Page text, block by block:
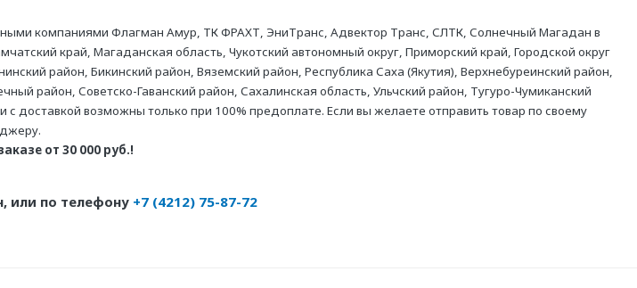
компаниями Флагман Амур, ТК ФРАХТ, ЭниТранс, Адвектор Транс, СЛТК, Солнечный Магадан в
край, Магаданская область, Чукотский автономный округ, Приморский край, Городской округ
район, Бикинский район, Вяземский район, Республика Саха (Якутия), Верхнебуреинский район,
район, Советско-Гаванский район, Сахалинская область, Ульчский район, Тугуро-Чумиканский
доставкой возможны только при 100% предоплате. Если вы желаете отправить товар по своему
от 30 000 руб.!
или по телефону +7 (4212) 75-87-72